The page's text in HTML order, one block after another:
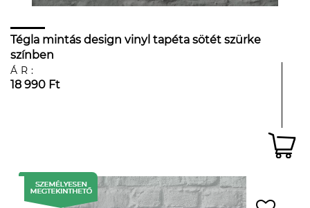
Tégla mintás design vinyl tapéta sötét szürke
színben
ÁR:
18 990 Ft